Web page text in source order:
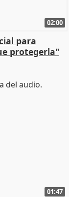
02:00
para
protegerla"
01:47